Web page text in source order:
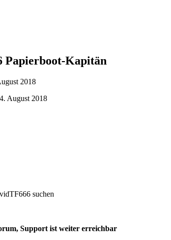
Papierboot-Kapitän
2018
August 2018
suchen
Support ist weiter erreichbar